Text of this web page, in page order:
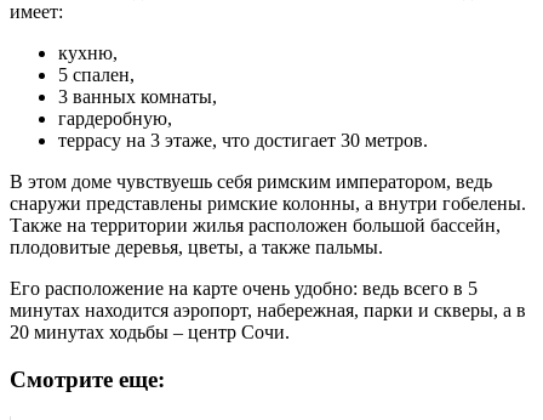
имеет:
кухню,
5 спален,
3 ванных комнаты,
гардеробную,
террасу на 3 этаже, что достигает 30 метров.
В этом доме чувствуешь себя римским императором, ведь
снаружи представлены римские колонны, а внутри гобелены.
Также на территории жилья расположен большой бассейн,
плодовитые деревья, цветы, а также пальмы.
Его расположение на карте очень удобно: ведь всего в 5
минутах находится аэропорт, набережная, парки и скверы, а в
20 минутах ходьбы – центр Сочи.
Смотрите еще: